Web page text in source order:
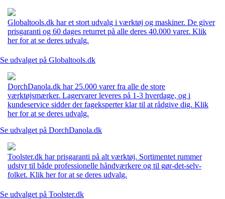
Globaltools.dk har et stort udvalg i værktøj og maskiner. De giver
prisgaranti og 60 dages returret på alle deres 40.000 varer. Klik
her for at se deres udvalg.
Se udvalget på Globaltools.dk
DorchDanola.dk har 25.000 varer fra alle de store
værktøjsmærker. Lagervarer leveres på 1-3 hverdage, og i
kundeservice sidder der fageksperter klar til at rådgive dig. Klik
her for at se deres udvalg.
Se udvalget på DorchDanola.dk
Toolster.dk har prisgaranti på alt værktøj. Sortimentet rummer
udstyr til både professionelle håndværkere og til gør-det-selv-
folket. Klik her for at se deres udvalg.
Se udvalget på Toolster.dk